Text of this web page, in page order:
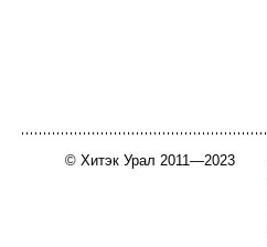
© Хитэк Урал 2011—2023